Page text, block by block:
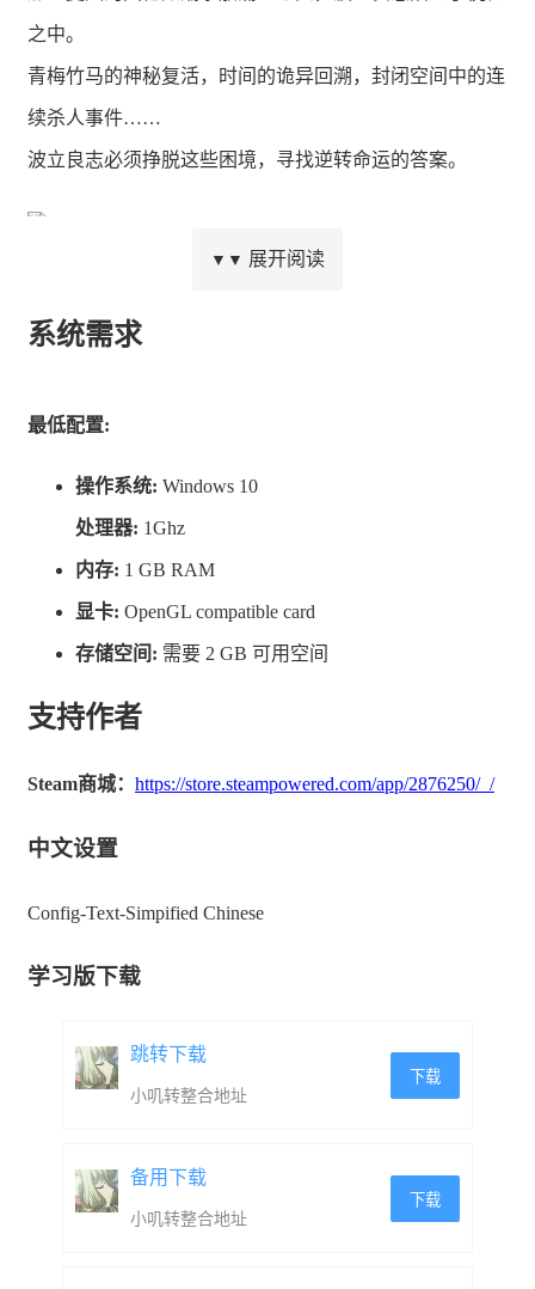
之中。
青梅竹马的神秘复活，时间的诡异回溯，封闭空间中的连
续杀人事件……
波立良志必须挣脱这些困境，寻找逆转命运的答案。
要素、蓝色剪影……
全日语配音
跨平台云存档
前后跳跃，多周目共享，“轮回蝶”系列迄今为止最
完善的流程图系统
▼▼ 展开阅读
系统需求
最低配置:
操作系统: Windows 10
处理器: 1Ghz
内存: 1 GB RAM
显卡: OpenGL compatible card
存储空间: 需要 2 GB 可用空间
支持作者
Steam商城： https://store.steampowered.com/app/2876250/_/
中文设置
Config-Text-Simpified Chinese
学习版下载
跳转下载
小叽转整合地址
下载
备用下载
小叽转整合地址
下载